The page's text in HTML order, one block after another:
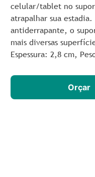
celular/tablet no
atrapalhar sua
antiderrapante, o
mais diversas
Espessura: 2,8 cm,
Orçar